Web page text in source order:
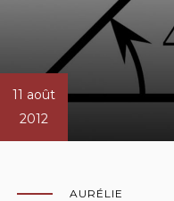
11 août
2012
AURÉLIE